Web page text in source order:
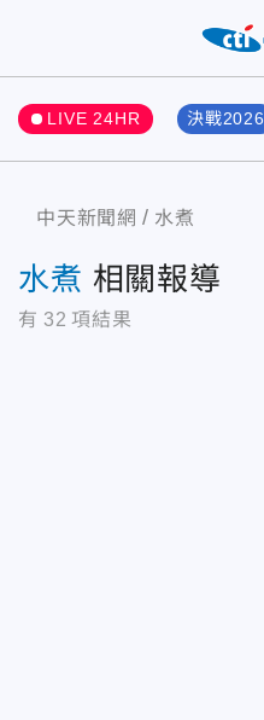
LIVE 24HR 決戰2026
中天新聞網 水煮
水煮 相關報導
有 32 項結果